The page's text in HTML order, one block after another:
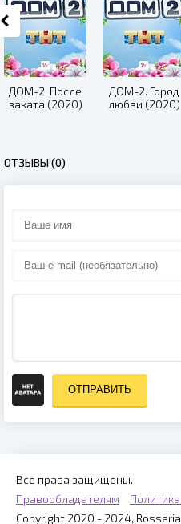
ДОМ-2. После
заката (2020)
ДОМ-2. Город
любви (2020)
ОТЗЫВЫ (0)
ОТПРАВИТЬ
Все права защищены.
Правообладателям
Copyright 2020 - 2024,